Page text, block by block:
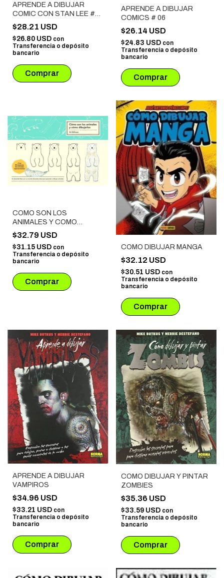
APRENDE A DIBUJAR
COMIC CON STAN LEE #
02
$28.21 USD
$26.80 USD con
Transferencia o depósito
bancario
APRENDE A DIBUJAR
COMICS # 06
$26.14 USD
$24.83 USD con
Transferencia o depósito
bancario
COMO SON LOS
ANIMALES Y COMO
DIBUJARLOS
$32.79 USD
$31.15 USD con
Transferencia o depósito
bancario
COMO DIBUJAR MANGA
$32.12 USD
$30.51 USD con
Transferencia o depósito
bancario
APRENDE A DIBUJAR
VAMPIROS
$34.96 USD
$33.21 USD con
Transferencia o depósito
bancario
COMO DIBUJAR Y PINTAR
ZOMBIES
$35.36 USD
$33.59 USD con
Transferencia o depósito
bancario